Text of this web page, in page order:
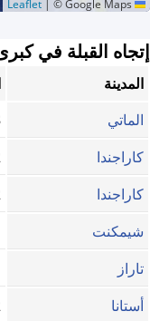
© Google Maps
إتجاه القبلة في
المدينة
الماتي
كاراجندا
كاراجندا
شيمكنت
تاراز
أستانا